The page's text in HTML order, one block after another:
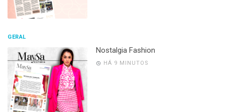
GERAL
Nostalgia Fashion
HÁ 9 MINUTOS